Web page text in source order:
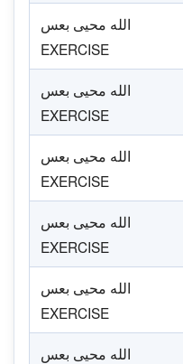
الله محيى بعس
EXERCISE
الله محيى بعس
EXERCISE
الله محيى بعس
EXERCISE
الله محيى بعس
EXERCISE
الله محيى بعس
EXERCISE
الله محيى بعس